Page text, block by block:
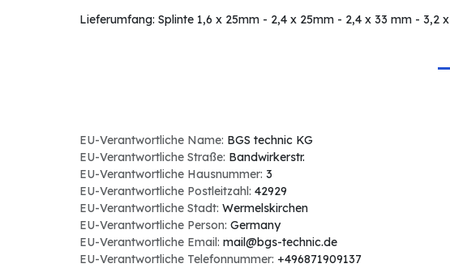
Lieferumfang: Splinte 1,6 x 25mm - 2,4 x 25mm - 2,4 x 33 mm - 3,2
EU-Verantwortliche Name: BGS technic KG
EU-Verantwortliche Straße: Bandwirkerstr.
EU-Verantwortliche Hausnummer: 3
EU-Verantwortliche Postleitzahl: 42929
EU-Verantwortliche Stadt: Wermelskirchen
EU-Verantwortliche Person: Germany
EU-Verantwortliche Email: mail@bgs-technic.de
EU-Verantwortliche Telefonnummer: +496871909137